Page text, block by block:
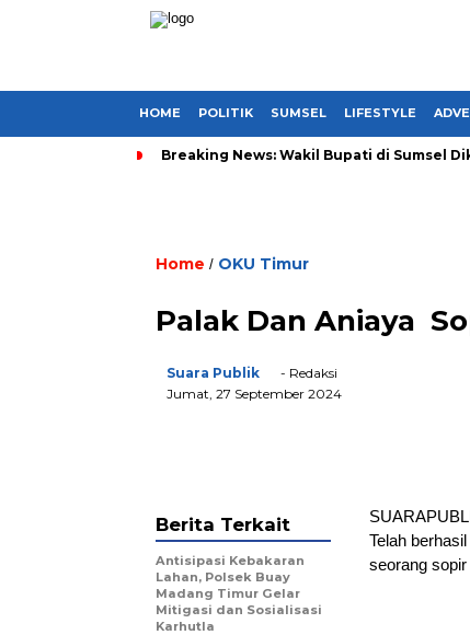
HOME POLITIK SUMSEL LIFESTYLE
Breaking News: Wakil Bupati di Sumsel
Home / OKU Timur
Palak Dan Aniaya
Suara Publik
- Redaksi
Jumat, 27 September 2024
Telah
seorang
Berita Terkait
Antisipasi Kebakaran
Lahan, Polsek Buay
Madang Timur Gelar
Mitigasi dan Sosialisasi
Karhutla